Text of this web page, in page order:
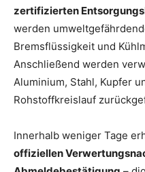
zertifizierten
werden
Bremsflüssigkeit und
Anschließend werden
Aluminium, Stahl, Kupfer
Rohstoffkreislauf
Innerhalb weniger Tage
offiziellen